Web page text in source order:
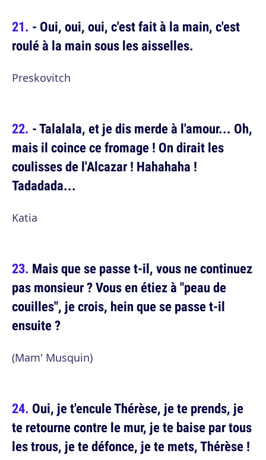
- Oui, oui, oui, c'est fait à la main, c'est
roulé à la main sous les aisselles.
Preskovitch
- Talalala, et je dis merde à l'amour... Oh,
mais il coince ce fromage ! On dirait les
coulisses de l'Alcazar ! Hahahaha !
Tadadada...
Katia
Mais que se passe t-il, vous ne continuez
pas monsieur ? Vous en étiez à "peau de
couilles", je crois, hein que se passe t-il
ensuite ?
(Mam' Musquin)
Oui, je t'encule Thérèse, je te prends, je
te retourne contre le mur, je te baise par tous
les trous, je te défonce, je te mets, Thérèse !